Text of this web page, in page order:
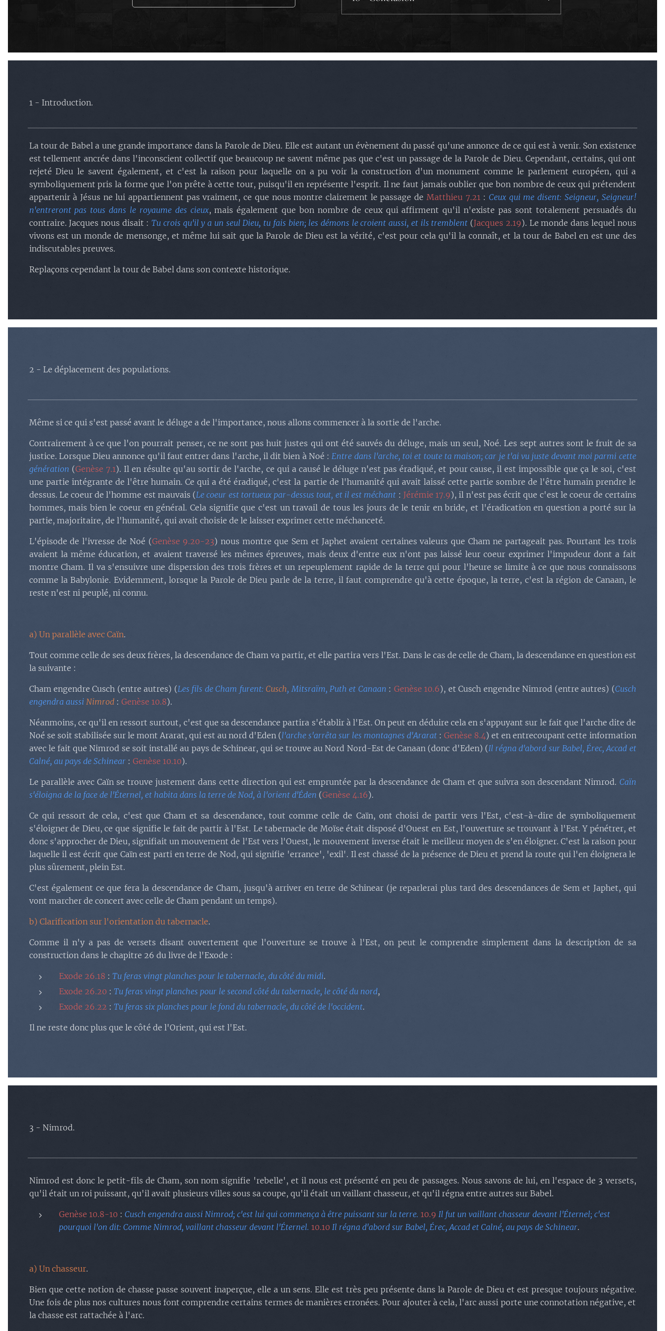
a.2) De nos jours.
b.2) De nos jours.
d.1) A l'époque.
d.2) Nebucadnetsar
d.3) De nos jours
1 - Introduction.
La tour de Babel a une grande importance dans la Parole de Dieu. Elle est autant un évènement du passé qu'une annonce de ce qui est à venir. Son existence
est tellement ancrée dans l'inconscient collectif que beaucoup ne savent même pas que c'est un passage de la Parole de Dieu. Cependant, certains, qui ont
rejeté Dieu le savent également, et c'est la raison pour laquelle on a pu voir la construction d'un monument comme le parlement européen, qui a
symboliquement pris la forme que l'on prête à cette tour, puisqu'il en représente l'esprit. Il ne faut jamais oublier que bon nombre de ceux qui prétendent
appartenir à Jésus ne lui appartiennent pas vraiment, ce que nous montre clairement le passage de Matthieu 7.21: Ceux qui me disent: Seigneur, Seigneur!
n'entreront pas tous dans le royaume des cieux, mais également que bon nombre de ceux qui affirment qu'il n'existe pas sont totalement persuadés du
contraire. Jacques nous disait :Tu crois qu'il y a un seul Dieu, tu fais bien; les démons le croient aussi, et ils tremblent (Jacques 2.19). Le monde dans lequel nous
vivons est un monde de mensonge, et même lui sait que la Parole de Dieu est la vérité, c'est pour cela qu'il la connaît, et la tour de Babel en est une des
indiscutables preuves.
Replaçons cependant la tour de Babel dans son contexte historique.
2 - Le déplacement des populations.
Même si ce qui s'est passé avant le déluge a de l'importance, nous allons commencer à la sortie de l'arche.
Contrairement à ce que l'on pourrait penser, ce ne sont pas huit justes qui ont été sauvés du déluge, mais un seul, Noé. Les sept autres sont le fruit de sa
justice. Lorsque Dieu annonce qu'il faut entrer dans l'arche, il dit bien à Noé :Entre dans l'arche, toi et toute ta maison; car je t'ai vu juste devant moi parmi cette
génération (Genèse 7.1). Il en résulte qu'au sortir de l'arche, ce qui a causé le déluge n'est pas éradiqué, et pour cause, il est impossible que ça le soi, c'est
une partie intégrante de l'être humain. Ce qui a été éradiqué, c'est la partie de l'humanité qui avait laissé cette partie sombre de l'être humain prendre le
dessus. Le coeur de l'homme est mauvais (Le coeur est tortueux par-dessus tout, et il est méchant : Jérémie 17.9), il n'est pas écrit que c'est le coeur de certains
hommes, mais bien le coeur en général. Cela signifie que c'est un travail de tous les jours de le tenir en bride, et l'éradication en question a porté sur la
partie, majoritaire, de l'humanité, qui avait choisie de le laisser exprimer cette méchanceté.
L'épisode de l'ivresse de Noé (Genèse 9.20-23) nous montre que Sem et Japhet avaient certaines valeurs que Cham ne partageait pas. Pourtant les trois
avaient la même éducation, et avaient traversé les mêmes épreuves, mais deux d'entre eux n'ont pas laissé leur coeur exprimer l'impudeur dont a fait
montre Cham. Il va s'ensuivre une dispersion des trois frères et un repeuplement rapide de la terre qui pour l'heure se limite à ce que nous connaissons
comme la Babylonie. Evidemment, lorsque la Parole de Dieu parle de la terre, il faut comprendre qu'à cette époque, la terre, c'est la région de Canaan, le
reste n'est ni peuplé, ni connu.
a) Un parallèle avec Caïn.
Tout comme celle de ses deux frères, la descendance de Cham va partir, et elle partira vers l'Est. Dans le cas de celle de Cham, la descendance en question est
la suivante :
Cham engendre Cusch (entre autres) (Les fils de Cham furent:Cusch, Mitsraïm, Puth et Canaan : Genèse 10.6), et Cusch engendre Nimrod (entre autres) (Cusch
engendra aussi Nimrod : Genèse 10.8).
Néanmoins, ce qu'il en ressort surtout, c'est que sa descendance partira s'établir à l'Est. On peut en déduire cela en s'appuyant sur le fait que l'arche dite de
Noé se soit stabilisée sur le mont Ararat, qui est au nord d'Eden (l'arche s'arrêta sur les montagnes d'Ararat :Genèse 8.4) et en entrecoupant cette information
avec le fait que Nimrod se soit installé au pays de Schinear, qui se trouve au Nord Nord-Est de Canaan (donc d'Eden) (Il régna d'abord sur Babel, Érec, Accad et
Calné, au pays de Schinear: Genèse 10.10).
Le parallèle avec Caïn se trouve justement dans cette direction qui est empruntée par la descendance de Cham et que suivra son descendant Nimrod. Caïn
s'éloigna de la face de l'Éternel, et habita dans la terre de Nod, à l'orient d'Éden (Genèse 4.16).
Ce qui ressort de cela, c'est que Cham et sa descendance, tout comme celle de Caïn, ont choisi de partir vers l'Est, c'est-à-dire de symboliquement
s'éloigner de Dieu, ce que signifie le fait de partir à l'Est. Le tabernacle de Moïse était disposé d'Ouest en Est, l'ouverture se trouvant à l'Est. Y pénétrer, et
donc s'approcher de Dieu, signifiait un mouvement de l'Est vers l'Ouest, le mouvement inverse était le meilleur moyen de s'en éloigner. C'est la raison pour
laquelle il est écrit que Caïn est parti en terre de Nod, qui signifie 'errance', 'exil'. Il est chassé de la présence de Dieu et prend la route qui l'en éloignera le
plus sûrement, plein Est.
C'est également ce que fera la descendance de Cham, jusqu'à arriver en terre de Schinear (je reparlerai plus tard des descendances de Sem et Japhet, qui
vont marcher de concert avec celle de Cham pendant un temps).
b) Clarification sur l'orientation du tabernacle.
Comme il n'y a pas de versets disant ouvertement que l'ouverture se trouve à l'Est, on peut le comprendre simplement dans la description de sa
construction dans le chapitre 26 du livre de l'Exode :
Exode 26.18 : Tu feras vingt planches pour le tabernacle, du côté du midi.
Exode 26.20 : Tu feras vingt planches pour le second côté du tabernacle, le côté du nord,
Exode 26.22 : Tu feras six planches pour le fond du tabernacle, du côté de l'occident.
Il ne reste donc plus que le côté de l'Orient, qui est l'Est.
3 - Nimrod.
Nimrod est donc le petit-fils de Cham, son nom signifie 'rebelle', et il nous est présenté en peu de passages. Nous savons de lui, en l'espace de 3 versets,
qu'il était un roi puissant, qu'il avait plusieurs villes sous sa coupe, qu'il était un vaillant chasseur, et qu'il régna entre autres sur Babel.
Genèse 10.8-10 : Cusch engendra aussi Nimrod; c'est lui qui commença à être puissant sur la terre. 10.9 Il fut un vaillant chasseur devant l'Éternel; c'est
pourquoi l'on dit: Comme Nimrod, vaillant chasseur devant l'Éternel. 10.10 Il régna d'abord sur Babel, Érec, Accad et Calné, au pays de Schinear.
a) Un chasseur.
Bien que cette notion de chasse passe souvent inaperçue, elle a un sens. Elle est très peu présente dans la Parole de Dieu et est presque toujours négative.
Une fois de plus nos cultures nous font comprendre certains termes de manières erronées. Pour ajouter à cela, l'arc aussi porte une connotation négative, et
la chasse est rattachée à l'arc.